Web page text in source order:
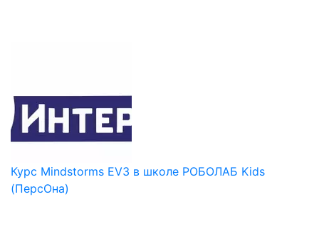
Курс Mindstorms EV3 в школе РОБОЛАБ Kids
(ПерсОна)